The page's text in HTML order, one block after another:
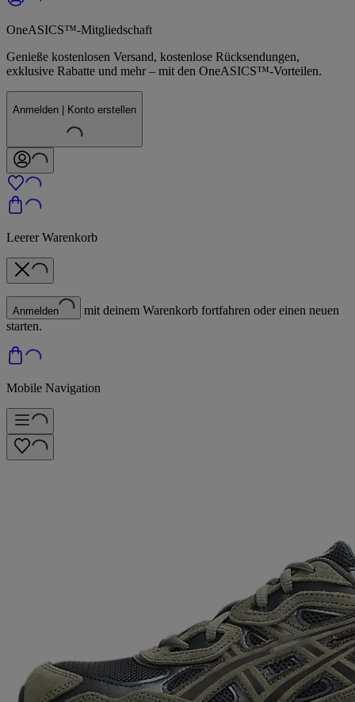
OneASICS™-Mitgliedschaft
Genieße kostenlosen Versand, kostenlose Rücksendungen,
exklusive Rabatte und mehr – mit den OneASICS™-Vorteilen.
Anmelden | Konto erstellen
Leerer Warenkorb
Anmelden
mit deinem Warenkorb fortfahren oder einen neuen
starten.
Mobile Navigation